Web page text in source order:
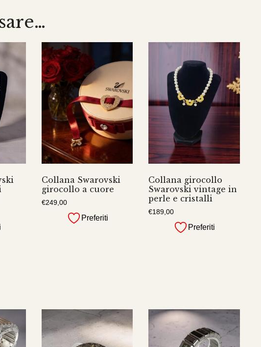
Collana Swarovski
girocollo a cuore
€249,00
Preferiti
Collana girocollo
Swarovski vintage in
perle e cristalli
€189,00
Preferiti